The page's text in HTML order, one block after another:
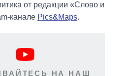
от редакции «Слово и
канале Pics&Maps.
НА НАШ